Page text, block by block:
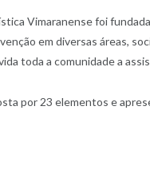
Vimaranense foi
em diversas áreas,
toda a comunidade a
por 23 elementos e